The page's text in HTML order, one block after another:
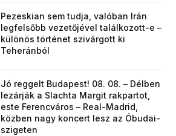
Pezeskian sem tudja, valóban Irán
legfelsőbb vezetőjével találkozott-e –
különös történet szivárgott ki
Teheránból
Jó reggelt Budapest! 08. 08. – Délben
lezárják a Slachta Margit rakpartot,
este Ferencváros – Real-Madrid,
közben nagy koncert lesz az Óbudai-
szigeten